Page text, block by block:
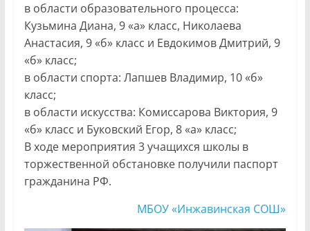
в области образовательного процесса:
Кузьмина Диана, 9 «а» класс, Николаева
Анастасия, 9 «б» класс и Евдокимов Дмитрий, 9
«б» класс;
в области спорта: Лапшев Владимир, 10 «б»
класс;
в области искусства: Комиссарова Виктория, 9
«б» класс и Буковский Егор, 8 «а» класс;
В ходе мероприятия 3 учащихся школы в
торжественной обстановке получили паспорт
гражданина РФ.
МБОУ «Инжавинская СОШ»